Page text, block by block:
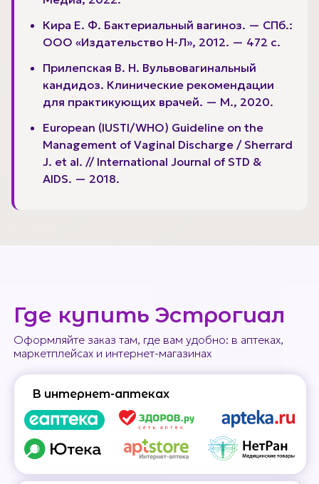
Кира Е. Ф. Бактериальный вагиноз. — СПб.:
ООО «Издательство Н-Л», 2012. — 472 с.
Прилепская В. Н. Вульвовагинальный
кандидоз. Клинические рекомендации
для практикующих врачей. — М., 2020.
European (IUSTI/WHO) Guideline on the
Management of Vaginal Discharge / Sherrard
J. et al. // International Journal of STD &
AIDS. — 2018.
Оформляйте заказ там, где вам удобно: в аптеках,
маркетплейсах и интернет-магазинах
Где купить Эстрогиал
В интернет-аптеках